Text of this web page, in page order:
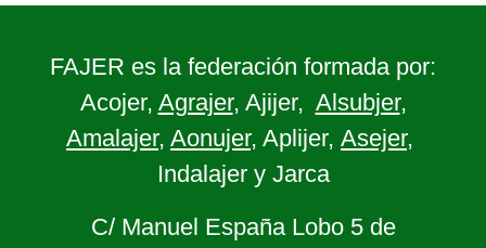
FAJER es la federación formada por:
Acojer, Agrajer, Ajijer, Alsubjer,
Amalajer, Aonujer, Aplijer, Asejer,
Indalajer y Jarca
C/ Manuel España Lobo 5 de